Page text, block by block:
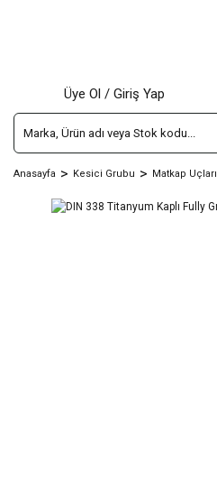
Üye Ol / Giriş Yap
Anasayfa Kesici Grubu Matkap Uçları